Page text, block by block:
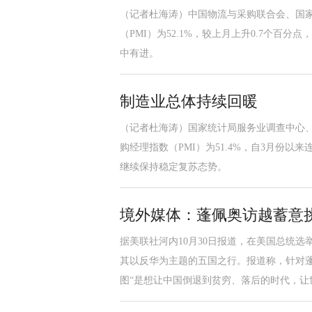
（记者杜海涛）中国物流与采购联合会、
（PMI）为52.1%，较上月上升0.7个百分
中有进。
制造业总体持续回暖
（记者杜海涛）国家统计局服务业调查中
购经理指数（PMI）为51.4%，自3月份以来
继续保持稳定复苏态势。
境外媒体：蓬佩奥访越蓄意
据美联社河内10月30日报道，在美国总统选
其以反华为主题的五国之行。报道称，针对
图“是想让中国倒退到贫穷、落后的时代，